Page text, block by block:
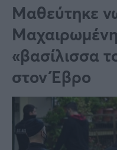
Πολιτική
Τράπεζες
Επιδοτήσεις
Κόσμος
Lifestyle
Αθλητικά
Υγεία
Μαθεύτηκε
«βασίλισσα
στον Έβρο